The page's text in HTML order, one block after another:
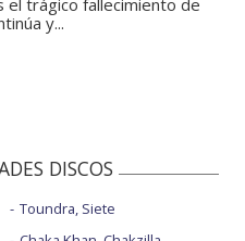
el trágico fallecimiento de
y...
DISCOS
Toundra, Siete